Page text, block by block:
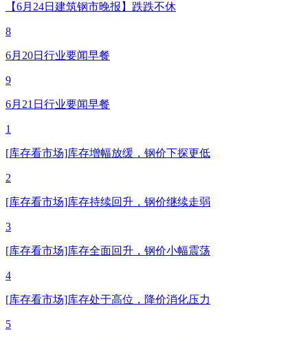
【6月24日建筑钢市晚报】跌跌不休
8
6月20日行业要闻早餐
9
6月21日行业要闻早餐
1
[库存看市场]库存增幅放缓，钢价下探更低
2
[库存看市场]库存持续回升，钢价继续走弱
3
[库存看市场]库存全面回升，钢价小幅震荡
4
[库存看市场]库存处于高位，降价消化压力
5